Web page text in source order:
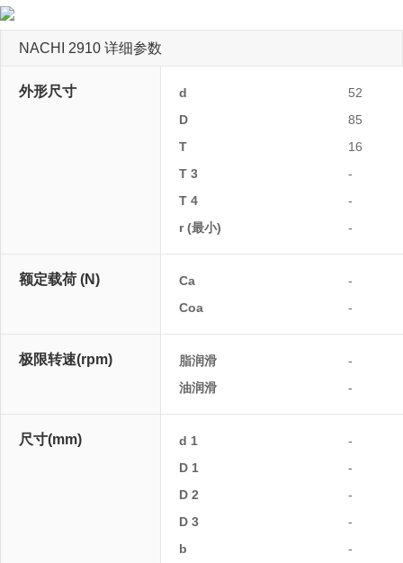
NACHI 2910 详细参数
外形尺寸 d
52
D
85
T
16
T 3
-
T 4
-
r (最小)
-
额定载荷 (N) Ca
-
Coa
-
极限转速(rpm) 脂润滑
-
油润滑
-
尺寸(mm) d 1
-
D 1
-
D 2
-
D 3
-
b
-